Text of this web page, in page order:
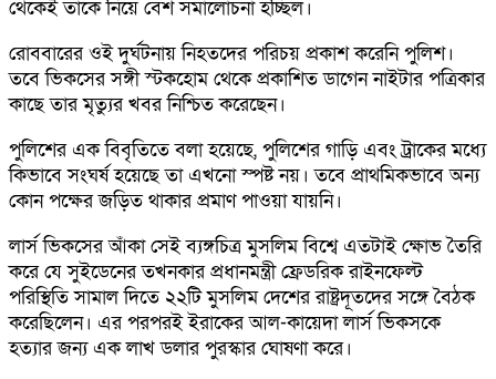
থেকেই তাকে নিয়ে বেশ সমালোচনা হচ্ছিল।
রোববারের ওই দুর্ঘটনায় নিহতদের পরিচয় প্রকাশ করেনি পুলিশ।
তবে ভিকসের সঙ্গী স্টকহোম থেকে প্রকাশিত ডাগেন নাইটার পত্রিকার
কাছে তার মৃত্যুর খবর নিশ্চিত করেছেন।
পুলিশের এক বিবৃতিতে বলা হয়েছে, পুলিশের গাড়ি এবং ট্রাকের মধ্যে
কিভাবে সংঘর্ষ হয়েছে তা এখনো স্পষ্ট নয়। তবে প্রাথমিকভাবে অন্য
কোন পক্ষের জড়িত থাকার প্রমাণ পাওয়া যায়নি।
লার্স ভিকসের আঁকা সেই ব্যঙ্গচিত্র মুসলিম বিশ্বে এতটাই ক্ষোভ তৈরি
করে যে সুইডেনের তখনকার প্রধানমন্ত্রী ফ্রেডরিক রাইনফেল্ট
পরিস্থিতি সামাল দিতে ২২টি মুসলিম দেশের রাষ্ট্রদূতদের সঙ্গে বৈঠক
করেছিলেন। এর পরপরই ইরাকের আল-কায়েদা লার্স ভিকসকে
হত্যার জন্য এক লাখ ডলার পুরস্কার ঘোষণা করে।